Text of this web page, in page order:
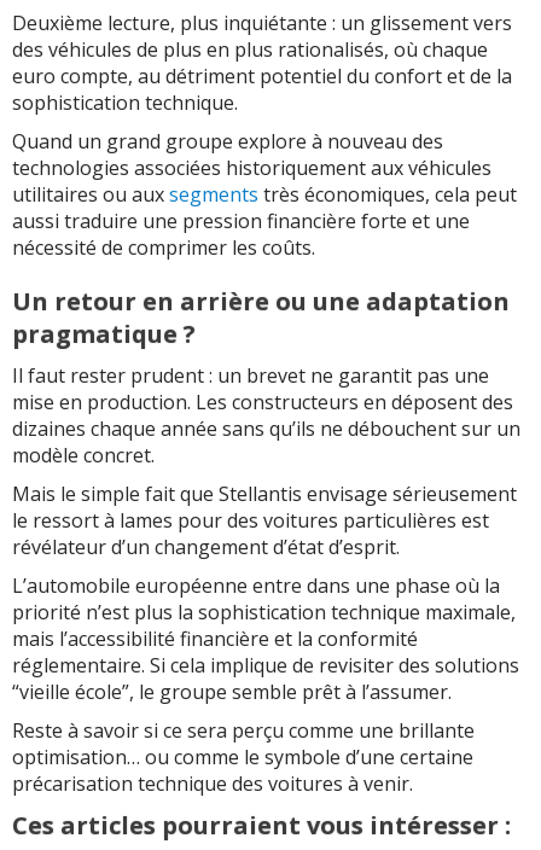
Deuxième lecture, plus inquiétante : un glissement vers
des véhicules de plus en plus rationalisés, où chaque
euro compte, au détriment potentiel du confort et de la
sophistication technique.
Quand un grand groupe explore à nouveau des
technologies associées historiquement aux véhicules
utilitaires ou auxsegments très économiques, cela peut
aussi traduire une pression financière forte et une
nécessité de comprimer les coûts.
Un retour en arrière ou une adaptation
pragmatique ?
Il faut rester prudent : un brevet ne garantit pas une
mise en production. Les constructeurs en déposent des
dizaines chaque année sans qu’ils ne débouchent sur un
modèle concret.
Mais le simple fait que Stellantis envisage sérieusement
le ressort à lames pour des voitures particulières est
révélateur d’un changement d’état d’esprit.
L’automobile européenne entre dans une phase où la
priorité n’est plus la sophistication technique maximale,
mais l’accessibilité financière et la conformité
réglementaire. Si cela implique de revisiter des solutions
“vieille école”, le groupe semble prêt à l’assumer.
Reste à savoir si ce sera perçu comme une brillante
optimisation… ou comme le symbole d’une certaine
précarisation technique des voitures à venir.
Ces articles pourraient vous intéresser :